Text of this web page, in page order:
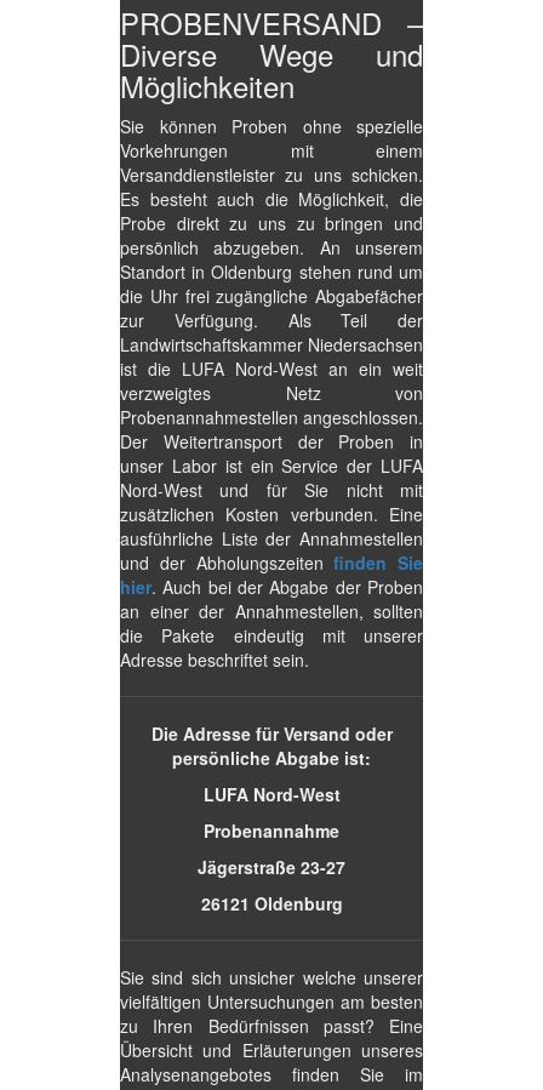
PROBENVERSAND –
Diverse Wege und
Möglichkeiten
Sie können Proben ohne spezielle
Vorkehrungen mit einem
Versanddienstleister zu uns schicken.
Es besteht auch die Möglichkeit, die
Probe direkt zu uns zu bringen und
persönlich abzugeben. An unserem
Standort in Oldenburg stehen rund um
die Uhr frei zugängliche Abgabefächer
zur Verfügung. Als Teil der
Landwirtschaftskammer Niedersachsen
ist die LUFA Nord-West an ein weit
verzweigtes Netz von
Probenannahmestellen angeschlossen.
Der Weitertransport der Proben in
unser Labor ist ein Service der LUFA
Nord-West und für Sie nicht mit
zusätzlichen Kosten verbunden. Eine
ausführliche Liste der Annahmestellen
und der Abholungszeitenfinden Sie
hier. Auch bei der Abgabe der Proben
an einer der Annahmestellen, sollten
die Pakete eindeutig mit unserer
Adresse beschriftet sein.
Die Adresse für Versand oder
persönliche Abgabe ist:
LUFA Nord-West
Probenannahme
Jägerstraße 23-27
26121 Oldenburg
Sie sind sich unsicher welche unserer
vielfältigen Untersuchungen am besten
zu Ihren Bedürfnissen passt? Eine
Übersicht und Erläuterungen unseres
Analysenangebotes finden Sie im